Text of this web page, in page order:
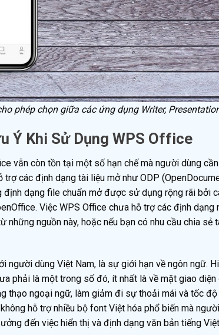
phép chọn giữa các ứng dụng Writer,
Ý Khi Sử Dụng WPS Office
vẫn còn tồn tại một số hạn chế mà người dùng
các định dạng tài liệu mở như ODP
định dạng file chuẩn mở được sử dụng rộng rãi bởi
Việc WPS Office chưa hỗ trợ các định dạng
những nguồn này, hoặc nếu bạn có nhu cầu chia
người dùng Việt Nam, là sự giới hạn về ngôn ngữ.
phải là một trong số đó, ít nhất là về mặt giao
thạo ngoại ngữ, làm giảm đi sự thoải mái và tốc
hỗ trợ nhiều bộ font Việt hóa phổ biến mà
đến việc hiển thị và định dạng văn bản tiếng